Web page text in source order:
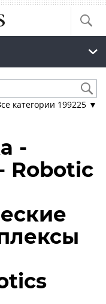
категории 199225 ▼
-
Robotic